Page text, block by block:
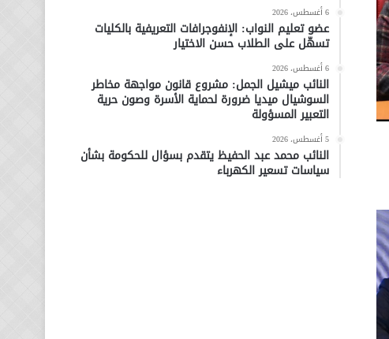
6 أغسطس، 2026
عضو تعليم النواب: الإنفوجرافات التعريفية بالكليات
تسهّل على الطلاب حسن الاختيار
6 أغسطس، 2026
النائب ميشيل الجمل: مشروع قانون مواجهة مخاطر
السوشيال ميديا ضرورة لحماية الأسرة وصون حرية
التعبير المسؤولة
5 أغسطس، 2026
النائب محمد عبد الحفيظ يتقدم بسؤال للحكومة بشأن
سياسات تسعير الكهرباء